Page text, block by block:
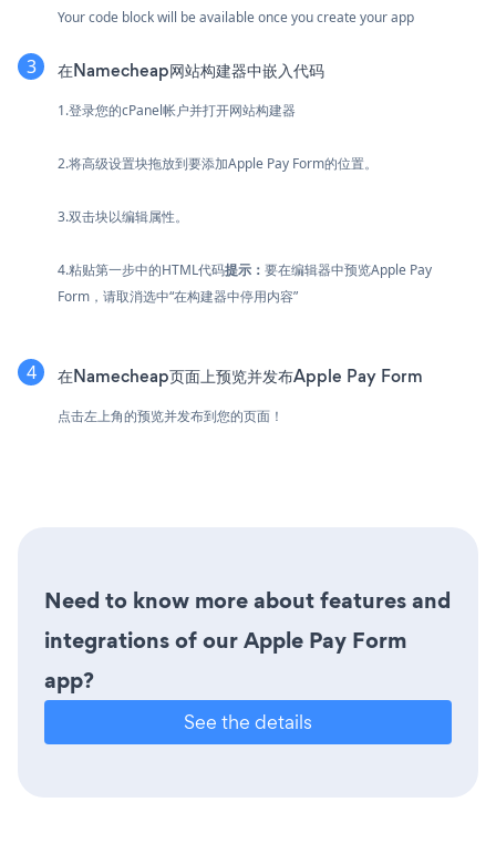
Your code block will be available once you create your app
在Namecheap网站构建器中嵌入代码
1.登录您的cPanel帐户并打开网站构建器
2.将高级设置块拖放到要添加Apple Pay Form的位置。
3.双击块以编辑属性。
4.粘贴第一步中的HTML代码提示： 要在编辑器中预览Apple Pay
Form，请取消选中“在构建器中停用内容”
在Namecheap页面上预览并发布Apple Pay Form
点击左上角的预览并发布到您的页面！
Need to know more about features and
integrations of our Apple Pay Form
app?
See the details